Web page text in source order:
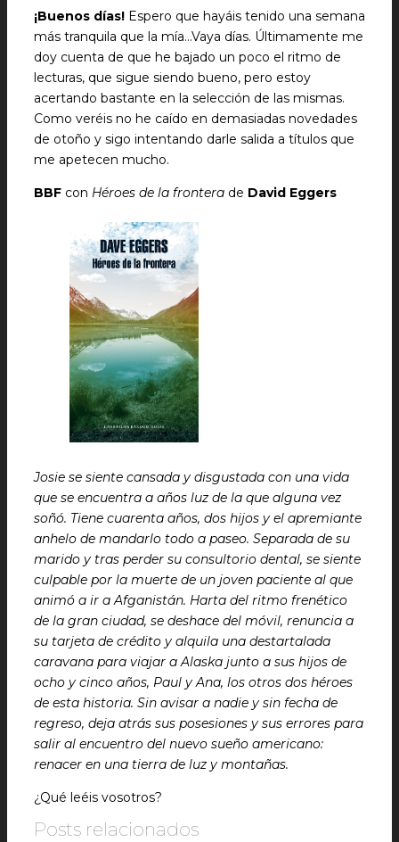
¡Buenos días! Espero que hayáis tenido una semana
más tranquila que la mía…Vaya días. Últimamente me
doy cuenta de que he bajado un poco el ritmo de
lecturas, que sigue siendo bueno, pero estoy
acertando bastante en la selección de las mismas.
Como veréis no he caído en demasiadas novedades
de otoño y sigo intentando darle salida a títulos que
me apetecen mucho.
BBF con Héroes de la frontera de David Eggers
Josie se siente cansada y disgustada con una vida
que se encuentra a años luz de la que alguna vez
soñó. Tiene cuarenta años, dos hijos y el apremiante
anhelo de mandarlo todo a paseo. Separada de su
marido y tras perder su consultorio dental, se siente
culpable por la muerte de un joven paciente al que
animó a ir a Afganistán. Harta del ritmo frenético
de la gran ciudad, se deshace del móvil, renuncia a
su tarjeta de crédito y alquila una destartalada
caravana para viajar a Alaska junto a sus hijos de
ocho y cinco años, Paul y Ana, los otros dos héroes
de esta historia. Sin avisar a nadie y sin fecha de
regreso, deja atrás sus posesiones y sus errores para
salir al encuentro del nuevo sueño americano:
renacer en una tierra de luz y montañas.
¿Qué leéis vosotros?
Posts relacionados